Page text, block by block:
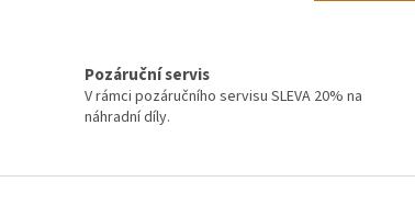
k
n
Pozáruční servis
V rámci pozáručního servisu SLEVA 20% na
náhradní díly.